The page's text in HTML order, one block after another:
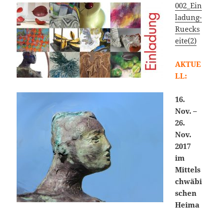
002_Ein
ladung-
Ruecks
eite(2)
AKTUE
LL:
16.
Nov. –
26.
Nov.
2017
im
Mittels
chwäbi
schen
Heima